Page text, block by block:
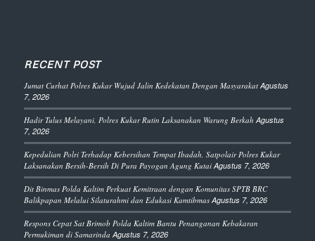
RECENT POST
Jumat Curhat Polres Kukar Wujud Jalin Kedekatan Dengan Masyarakat Agustus
7, 2026
Hadir Tulus Melayani, Polres Kukar Rutin Laksanakan Warung Berkah Agustus
7, 2026
Kepedulian Polri Terhadap Kebersihan Tempat Ibadah, Satpolair Polres Kukar
Laksanakan Bersih-Bersih Di Pura Payogan Agung Kutai Agustus 7, 2026
Dit Binmas Polda Kaltim Perkuat Kemitraan dengan Komunitas SPTB BRC
Balikpapan Melalui Silaturahmi dan Edukasi Kamtibmas Agustus 7, 2026
Respons Cepat Sat Brimob Polda Kaltim Bantu Penanganan Kebakaran
Permukiman di Samarinda Agustus 7, 2026